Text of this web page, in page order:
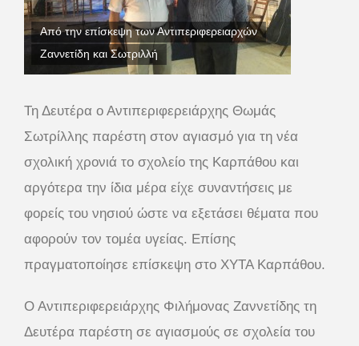
Από την επίσκεψη των Αντιπεριφερειαρχών
Ζαννετίδη και Σωτριλλή
Τη Δευτέρα ο Αντιπεριφερειάρχης Θωμάς
Σωτρίλλης παρέστη στον αγιασμό για τη νέα
σχολική χρονιά το σχολείο της Καρπάθου και
αργότερα την ίδια μέρα είχε συναντήσεις με
φορείς του νησιού ώστε να εξετάσει θέματα που
αφορούν τον τομέα υγείας. Επίσης
πραγματοποίησε επίσκεψη στο ΧΥΤΑ Καρπάθου.
Ο Αντιπεριφερειάρχης Φιλήμονας Ζαννετίδης τη
Δευτέρα παρέστη σε αγιασμούς σε σχολεία του